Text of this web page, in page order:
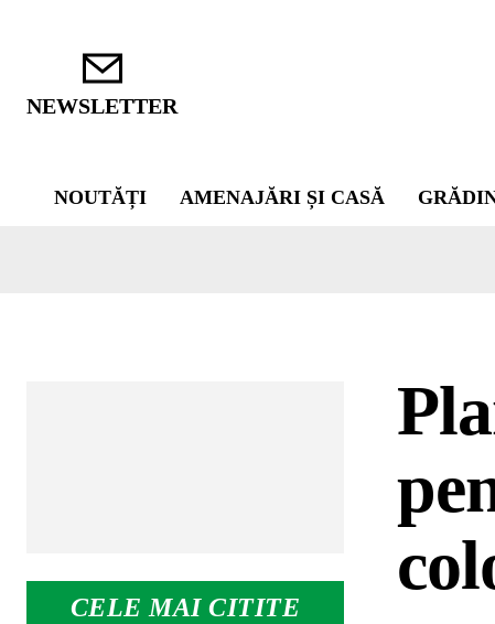
NEWSLETTER
NOUTĂȚI AMENAJĂRI ȘI CASĂ
CELE MAI CITITE